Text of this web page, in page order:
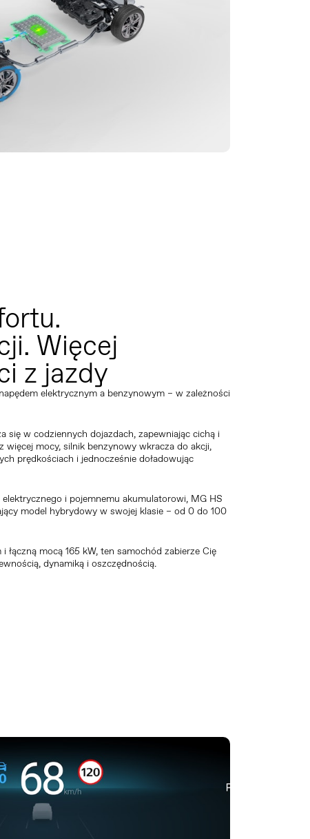
Więcej
z jazdy
elektrycznym a benzynowym – w zależności
się w codziennych dojazdach, zapewniając cichą i
więcej mocy, silnik benzynowy wkracza do akcji,
prędkościach i jednocześnie doładowując
elektrycznego i pojemnemu akumulatorowi, MG HS
model hybrydowy w swojej klasie – od 0 do 100
mocą 165 kW, ten samochód zabierze Cię
dynamiką i oszczędnością.